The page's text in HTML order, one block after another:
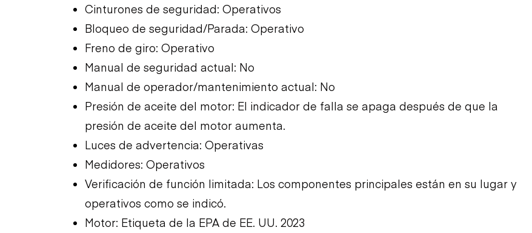
Cinturones de seguridad: Operativos
Bloqueo de seguridad/Parada: Operativo
Freno de giro: Operativo
Manual de seguridad actual: No
Manual de operador/mantenimiento actual: No
Presión de aceite del motor: El indicador de falla se apaga después de que la
presión de aceite del motor aumenta.
Luces de advertencia: Operativas
Medidores: Operativos
Verificación de función limitada: Los componentes principales están en su lugar y
operativos como se indicó.
Motor: Etiqueta de la EPA de EE. UU. 2023